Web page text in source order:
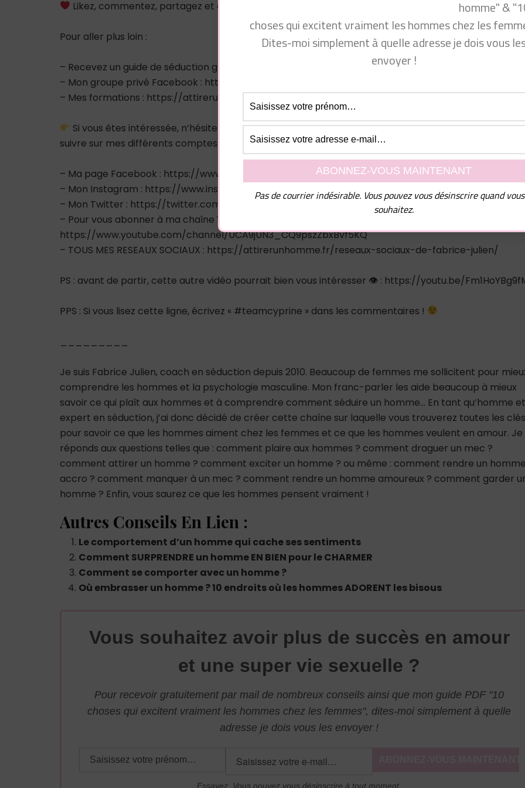
Likez, commentez, partagez et abonnez-vous !
Pour aller plus loin :
– Recevez un guide de séduction gratuitement
– Mon groupe privé Facebook : https://www.facebook.com/groups/communautecyprine/
– Mes formations : https://attirerunhomme.fr/formation-coaching-seduction/
Si vous êtes intéressée, n’hésitez pas à venir consulter mon site Conseils Séduction Femmes ou
suivre sur mes différents comptes sociaux :
– Ma page Facebook : https://www.facebook.com/groups/conseilsseductionfemmes/
– Mon Instagram : https://www.instagram.com/produit_bio/
– Mon Twitter : https://twitter.com/pluiedecyprine
– Pour vous abonner à ma chaîne Youtube :
https://www.youtube.com/channel/UCA9jUN3_CQ9pszZbxBvf5KQ
– TOUS MES RESEAUX SOCIAUX : https://attirerunhomme.fr/reseaux-sociaux-de-fabrice-julien/
PS : avant de partir, cette autre vidéo pourrait bien vous intéresser 👁 : https://youtu.be/
PPS : Si vous lisez cette ligne, écrivez « #teamcyprine » dans les commentaires !
Je suis Fabrice Julien, coach en séduction depuis 2010. Beaucoup de femmes me sollicitent pour
comprendre les hommes et la psychologie masculine. Mon franc-parler les aide beaucoup à mieux
savoir ce qui plaît aux hommes et à comprendre comment séduire un homme… En tant qu’homme et
expert en séduction, j’ai donc décidé de créer cette chaîne sur laquelle vous trouverez toutes les clés
pour savoir ce que les hommes aiment chez les femmes et ce que les hommes veulent en amour. Je
réponds aux questions telles que : comment plaire aux hommes ? comment draguer un mec ?
comment attirer un homme ? comment exciter un homme ? ou même : comment rendre un homme
accro ? comment manquer à un mec ? comment rendre un homme amoureux ? comment garder
homme ? Enfin, vous saurez ce que les hommes pensent vraiment !
Autres Conseils En Lien :
Le comportement d’un homme qui cache ses sentiments
Comment SURPRENDRE un homme EN BIEN pour le CHARMER
Comment se comporter avec un homme ?
Où embrasser un homme ? 10 endroits où les hommes ADORENT les bisous
Vous souhaitez avoir plus de succès en amour
et une super vie sexuelle ?
Pour recevoir gratuitement par mail de nombreux conseils ainsi que mon guide PDF "10
choses qui excitent vraiment les hommes chez les femmes", dites-moi simplement à quelle
adresse je dois vous les envoyer !
Essayez. Vous pouvez vous désinscrire à tout moment.
homme" &
choses qui excitent vraiment les hommes chez les
Dites-moi simplement à quelle adresse je dois vous
envoyer !
Pas de courrier indésirable. Vous pouvez vous désinscrire quand
souhaitez.